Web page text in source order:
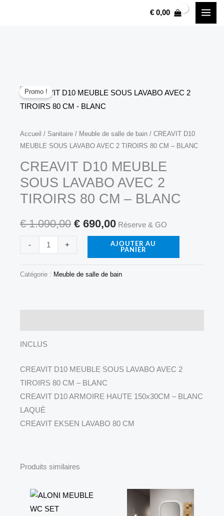
€0,00
Promo !
Accueil / Sanitaire / Meuble de salle de bain / CREAVIT D10
MEUBLE SOUS LAVABO AVEC 2 TIROIRS 80 CM – BLANC
CREAVIT D10 MEUBLE
SOUS LAVABO AVEC 2
TIROIRS 80 CM – BLANC
€1.090,00
Le
initial
était :
€ 1.090,00.
€ 690,00
Le
actuel
est :
Réserve & GO
-
quantité
de
CREAVIT
MEUBLE
SOUS
AVEC
TIROIRS
+
AJOUTER AU
PANIER
Catégorie : Meuble de salle de bain
INCLUS
CREAVIT D10 MEUBLE SOUS LAVABO AVEC 2
TIROIRS 80 CM – BLANC
CREAVIT D10 ARMOIRE HAUTE 150x30CM – BLANC
LAQUÉ
CREAVIT EKSEN LAVABO 80 CM
Produits similaires
TIROIRS